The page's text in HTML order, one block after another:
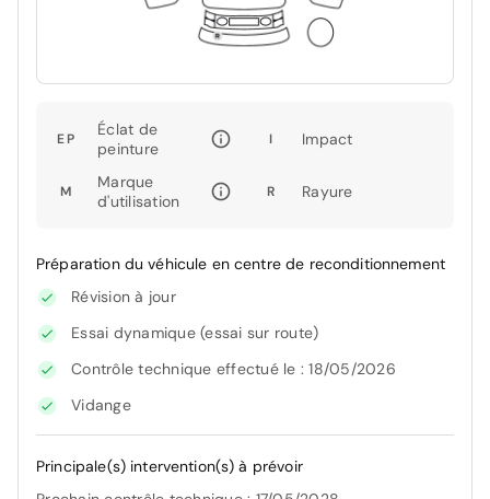
EP
Éclat de
peinture
I Impact
M
Marque
d'utilisation
R Rayure
Préparation du véhicule en centre de reconditionnement
Révision à jour
Essai dynamique (essai sur route)
Contrôle technique effectué le : 18/05/2026
Vidange
Principale(s) intervention(s) à prévoir